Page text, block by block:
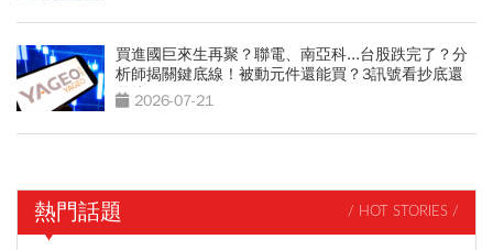
買進國巨來生再聚？聯電、南亞科...台股跌完了？分
析師揭關鍵底線！被動元件還能買？3訊號看抄底還
是接刀
2026-07-21
熱門話題 / HOT STORIES /